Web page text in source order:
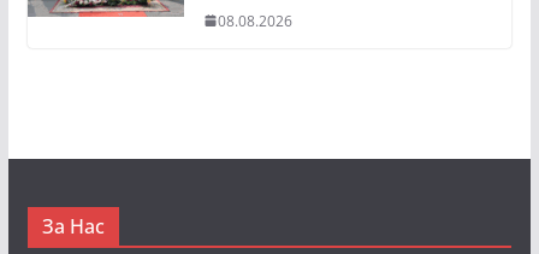
08.08.2026
За Нас